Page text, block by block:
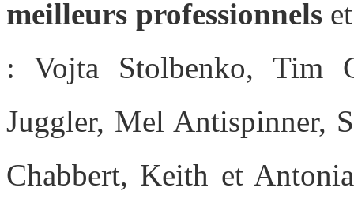
meilleurs professionnelset
: Vojta Stolbenko, Tim
Juggler, Mel Antispinner,
Chabbert, Keith et